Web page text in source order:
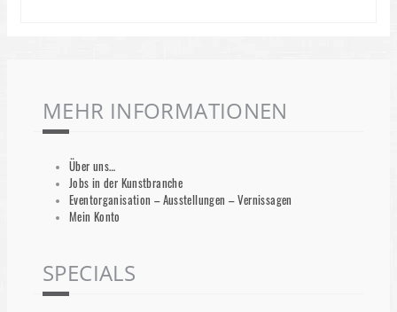
MEHR INFORMATIONEN
Über uns…
Jobs in der Kunstbranche
Eventorganisation – Ausstellungen – Vernissagen
Mein Konto
SPECIALS